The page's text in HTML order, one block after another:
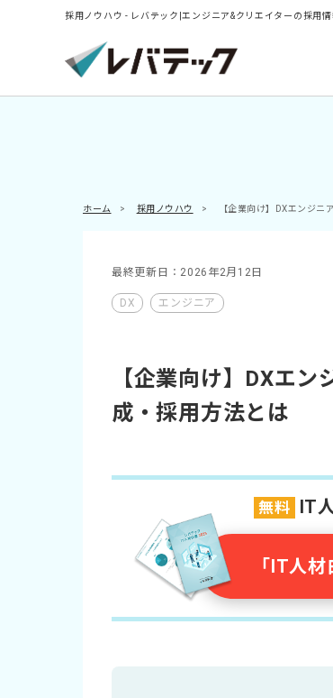
採用ノウハウ - レバテック|エンジニア&クリエイターの採用情
ホーム > 採用ノウハウ > 【企業向け】DXエンジニ
最終更新日：2026年2月12日
DX エンジニア
【企業向け】DXエ
成・採用方法とは
無料 IT
「IT人